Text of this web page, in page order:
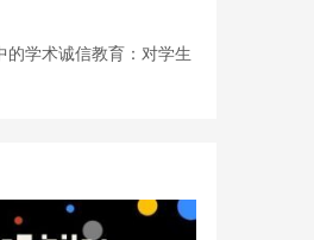
的学术诚信教育：对学生